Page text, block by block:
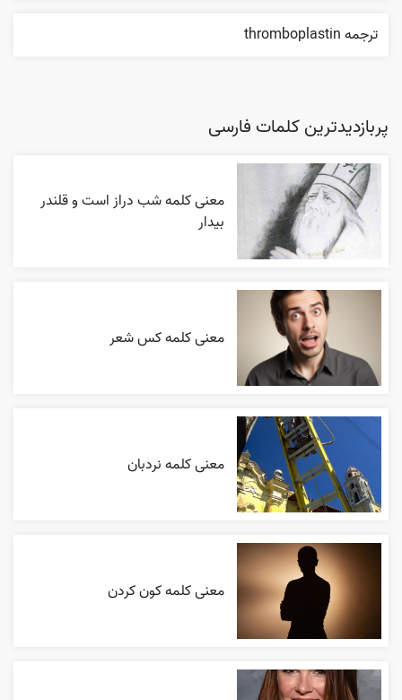
ترجمه thromboplastin
پربازدیدترین کلمات فارسی
معنی کلمه شب دراز است و قلندر
بیدار
معنی کلمه کس شعر
معنی کلمه نردبان
معنی کلمه کون کردن